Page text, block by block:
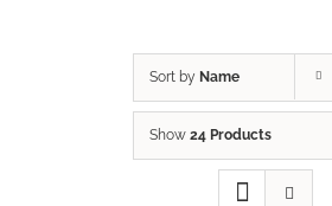
Sort by Name
Show 24 Products